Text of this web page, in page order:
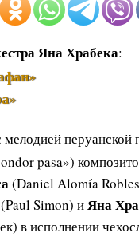
Яна Храбека:
мелодией перуанской
pasa»)
(Daniel Alomía
(Paul Simon) иЯна
в исполнении